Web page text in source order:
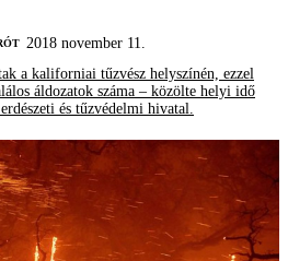
2018 november 11.
a kaliforniai tűzvész helyszínén, ezzel
áldozatok száma – közölte helyi idő
és tűzvédelmi hivatal.